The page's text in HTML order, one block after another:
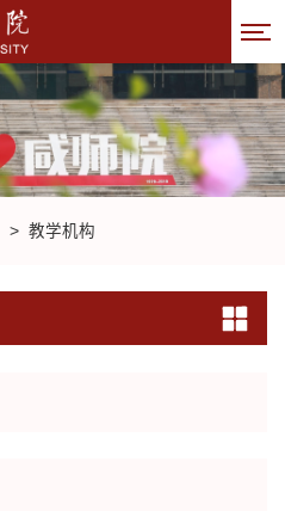
> 教学机构